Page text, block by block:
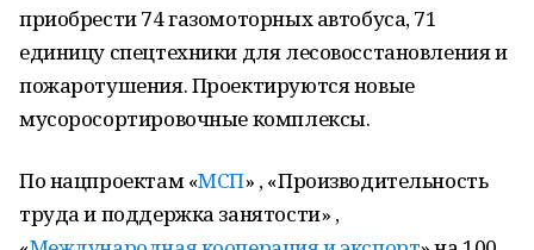
приобрести 74 газомоторных автобуса, 71
единицу спецтехники для лесовосстановления и
пожаротушения. Проектируются новые
мусоросортировочные комплексы.
По нацпроектам «МСП» , «Производительность
труда и поддержка занятости» ,